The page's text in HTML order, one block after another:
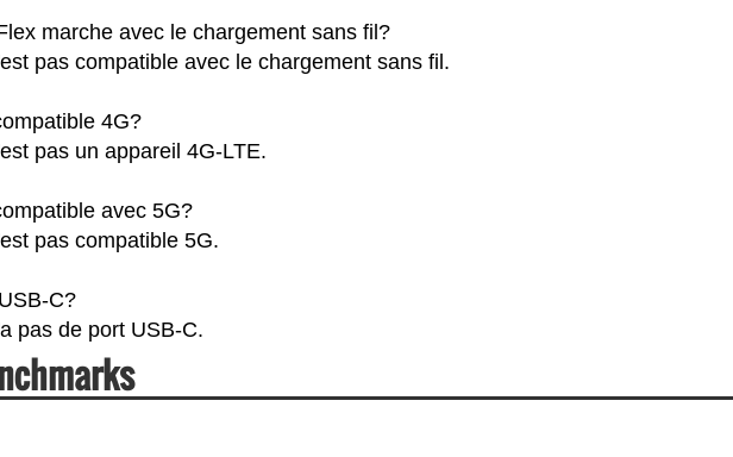
marche avec le chargement sans fil?
pas compatible avec le chargement sans fil.
4G?
pas un appareil 4G-LTE.
avec 5G?
pas compatible 5G.
C?
pas de port USB-C.